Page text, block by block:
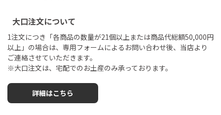
大口注文について
1注文につき「各商品の数量が21個以上または商品代総額50,000円
以上」の場合は、専用フォームによるお問い合わせ後、当店より
ご連絡させていただきます。
※大口注文は、宅配でのお土産のみ承っております。
詳細はこちら